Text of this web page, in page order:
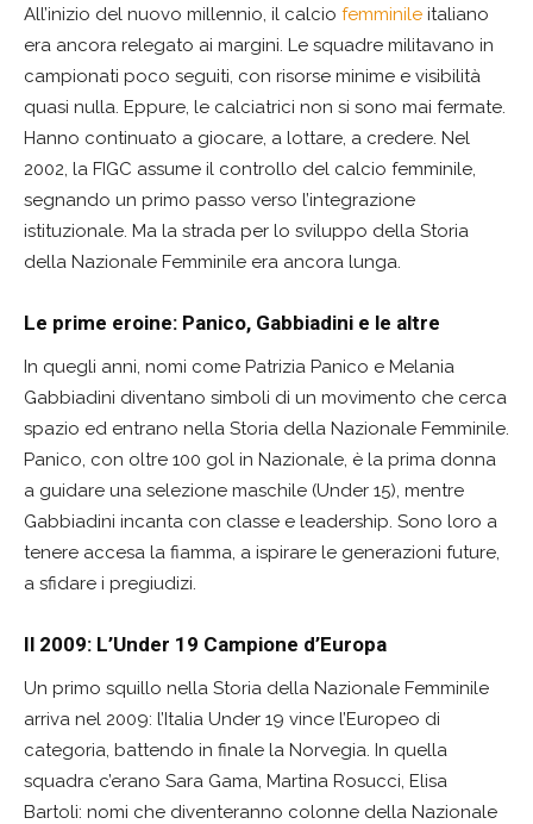
All’inizio del nuovo millennio, il calcio femminile italiano
era ancora relegato ai margini. Le squadre militavano in
campionati poco seguiti, con risorse minime e visibilità
quasi nulla. Eppure, le calciatrici non si sono mai fermate.
Hanno continuato a giocare, a lottare, a credere. Nel
2002, la FIGC assume il controllo del calcio femminile,
segnando un primo passo verso l’integrazione
istituzionale. Ma la strada per lo sviluppo della Storia
della Nazionale Femminile era ancora lunga.
Le prime eroine: Panico, Gabbiadini e le altre
In quegli anni, nomi come Patrizia Panico e Melania
Gabbiadini diventano simboli di un movimento che cerca
spazio ed entrano nella Storia della Nazionale Femminile.
Panico, con oltre 100 gol in Nazionale, è la prima donna
a guidare una selezione maschile (Under 15), mentre
Gabbiadini incanta con classe e leadership. Sono loro a
tenere accesa la fiamma, a ispirare le generazioni future,
a sfidare i pregiudizi.
Il 2009: L’Under 19 Campione d’Europa
Un primo squillo nella Storia della Nazionale Femminile
arriva nel 2009: l’Italia Under 19 vince l’Europeo di
categoria, battendo in finale la Norvegia. In quella
squadra c’erano Sara Gama, Martina Rosucci, Elisa
Bartoli: nomi che diventeranno colonne della Nazionale